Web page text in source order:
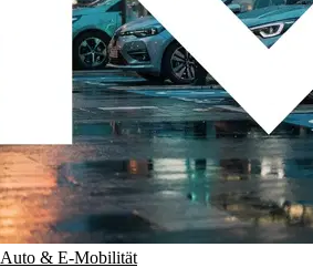
Auto & E-Mobilität